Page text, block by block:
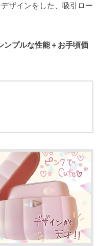
ザインをした、吸引ロー
プルな性能＋お手頃価